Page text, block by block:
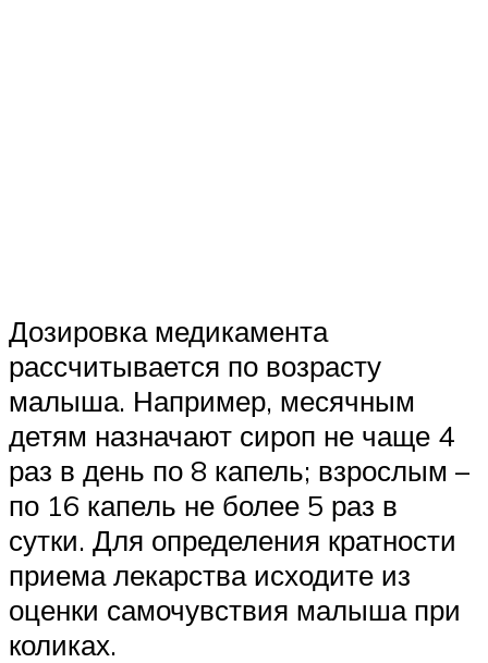
Дозировка медикамента
рассчитывается по возрасту
малыша. Например, месячным
детям назначают сироп не чаще 4
раз в день по 8 капель; взрослым –
по 16 капель не более 5 раз в
сутки. Для определения кратности
приема лекарства исходите из
оценки самочувствия малыша при
коликах.